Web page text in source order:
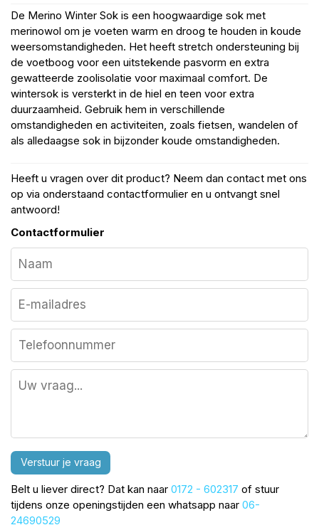
De Merino Winter Sok is een hoogwaardige sok met
merinowol om je voeten warm en droog te houden in koude
weersomstandigheden. Het heeft stretch ondersteuning bij
de voetboog voor een uitstekende pasvorm en extra
gewatteerde zoolisolatie voor maximaal comfort. De
wintersok is versterkt in de hiel en teen voor extra
duurzaamheid. Gebruik hem in verschillende
omstandigheden en activiteiten, zoals fietsen, wandelen of
als alledaagse sok in bijzonder koude omstandigheden.
Heeft u vragen over dit product? Neem dan contact met ons
op via onderstaand contactformulier en u ontvangt snel
antwoord!
Contactformulier
Verstuur je vraag
Belt u liever direct? Dat kan naar 0172 - 602317 of stuur
tijdens onze openingstijden een whatsapp naar 06-
24690529